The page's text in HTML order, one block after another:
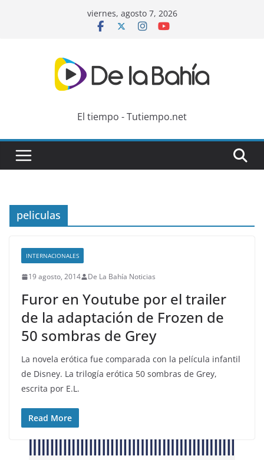
viernes, agosto 7, 2026
El tiempo - Tutiempo.net
peliculas
INTERNACIONALES
19 agosto, 2014 De La Bahía Noticias
Furor en Youtube por el trailer
de la adaptación de Frozen de
50 sombras de Grey
La novela erótica fue comparada con la película infantil
de Disney. La trilogía erótica 50 sombras de Grey,
escrita por E.L.
Read More